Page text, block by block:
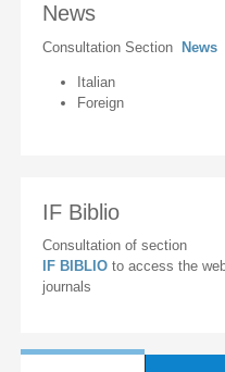
News
Consultation Section News
Italian
Foreign
IF Biblio
Consultation of section
IF BIBLIO to access the
journals